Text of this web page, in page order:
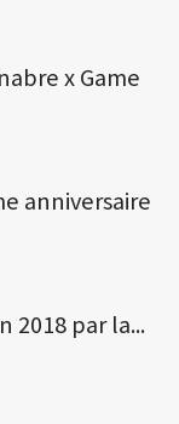
x Game
anniversaire
2018 par la...